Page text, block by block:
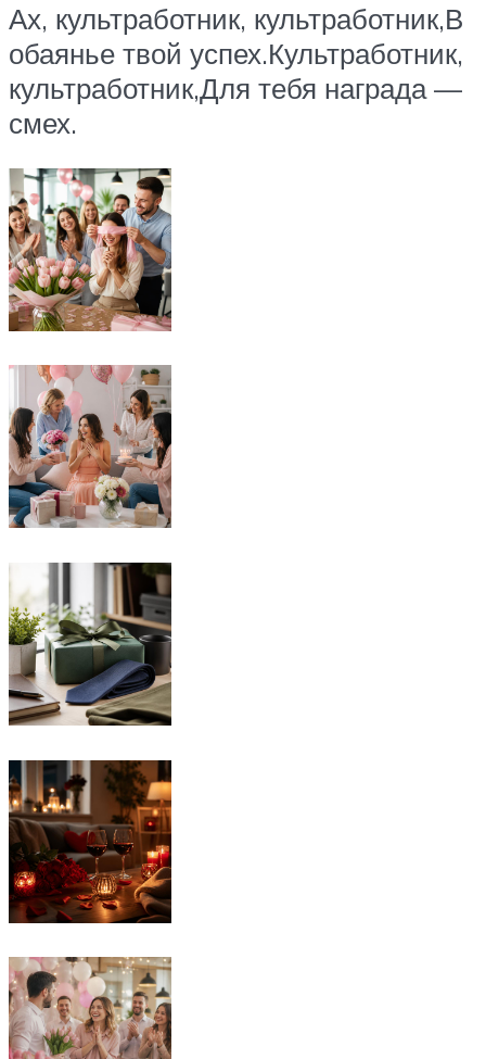
Ах, культработник, культработник,В
обаянье твой успех.Культработник,
культработник,Для тебя награда —
смех.